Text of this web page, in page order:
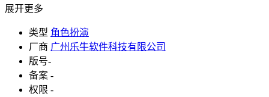
展开更多
类型 角色扮演
厂商 广州乐牛软件科技有限公司
版号-
备案 -
权限 -